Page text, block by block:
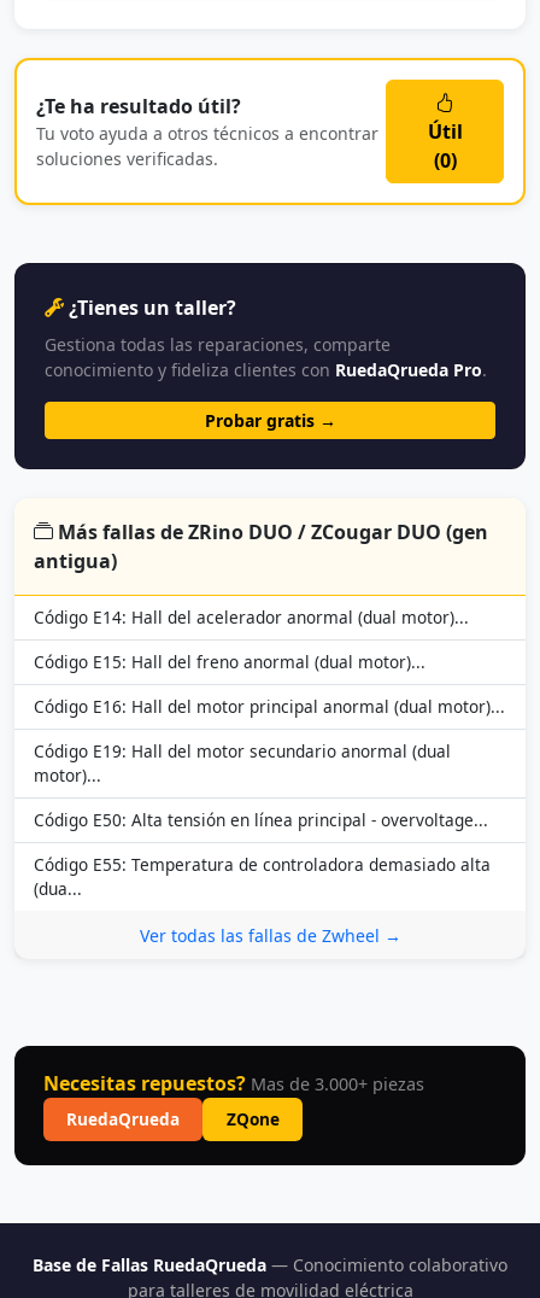
¿Te ha resultado útil?
Tu voto ayuda a otros técnicos a encontrar
soluciones verificadas.
Útil
(0)
¿Tienes un taller?
Gestiona todas las reparaciones, comparte
conocimiento y fideliza clientes con RuedaQrueda Pro.
Probar gratis →
Más fallas de ZRino DUO / ZCougar DUO (gen
antigua)
Código E14: Hall del acelerador anormal (dual motor)...
Código E15: Hall del freno anormal (dual motor)...
Código E16: Hall del motor principal anormal (dual motor)...
Código E19: Hall del motor secundario anormal (dual
motor)...
Código E50: Alta tensión en línea principal - overvoltage...
Código E55: Temperatura de controladora demasiado alta
(dua...
Ver todas las fallas de Zwheel →
Necesitas repuestos? Mas de 3.000+ piezas
RuedaQrueda
ZQone
Base de Fallas RuedaQrueda — Conocimiento colaborativo
para talleres de movilidad eléctrica